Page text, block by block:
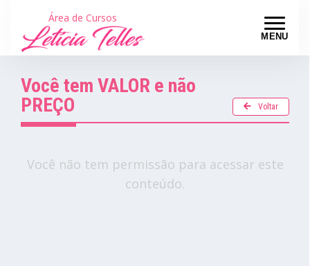
MENU
Área de Cursos
Você tem VALOR e não
PREÇO
Voltar
Você não tem permissão para acessar este
conteúdo.